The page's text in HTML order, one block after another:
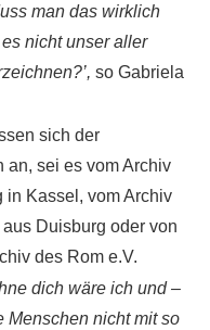
man das wirklich
nicht unser aller
so Gabriela
sich der
an, sei es vom Archiv
Kassel, vom Archiv
Duisburg oder von
des Rom e.V.
dich wäre ich und –
Menschen nicht mit so